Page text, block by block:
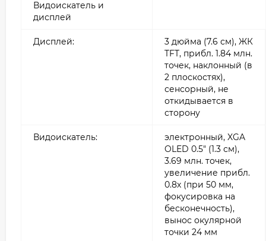
Видоискатель и
дисплей
Дисплей:
3 дюйма (7.6 см), ЖК
TFT, прибл. 1.84 млн.
точек, наклонный (в
2 плоскостях),
сенсорный, не
откидывается в
сторону
Видоискатель:
электронный, XGA
OLED 0.5" (1.3 см),
3.69 млн. точек,
увеличение прибл.
0.8х (при 50 мм,
фокусировка на
бесконечность),
вынос окулярной
точки 24 мм